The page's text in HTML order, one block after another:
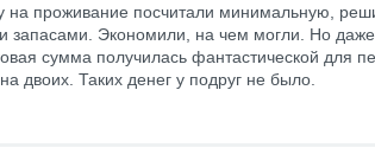
проживание посчитали минимальную,
запасами. Экономили, на чем могли. Но даже
сумма получилась фантастической для
двоих. Таких денег у подруг не было.